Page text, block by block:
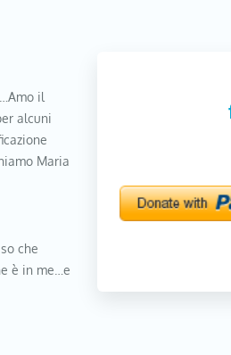
il
alcuni
Maria
che
è in me…e